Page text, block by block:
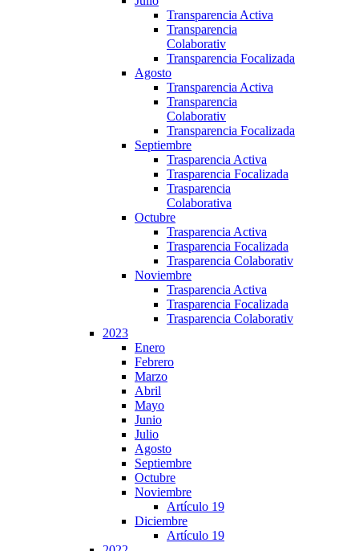
Transparencia Activa
Transparencia
Colaborativ
Transparencia Focalizada
Agosto
Transparencia Activa
Transparencia
Colaborativ
Transparencia Focalizada
Septiembre
Trasparencia Activa
Trasparencia Focalizada
Trasparencia
Colaborativa
Octubre
Trasparencia Activa
Trasparencia Focalizada
Trasparencia Colaborativ
Noviembre
Trasparencia Activa
Trasparencia Focalizada
Trasparencia Colaborativ
2023
Enero
Febrero
Marzo
Abril
Mayo
Junio
Julio
Agosto
Septiembre
Octubre
Noviembre
Artículo 19
Diciembre
Artículo 19